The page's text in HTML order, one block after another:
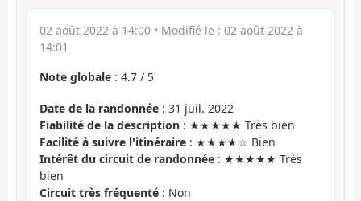
02 août 2022 à 14:00 • Modifié le : 02 août 2022 à
14:01
Note globale : 4.7 / 5
Date de la randonnée : 31 juil. 2022
Fiabilité de la description : ★★★★★ Très bien
Facilité à suivre l'itinéraire : ★★★★☆ Bien
Intérêt du circuit de randonnée : ★★★★★ Très
bien
Circuit très fréquenté : Non